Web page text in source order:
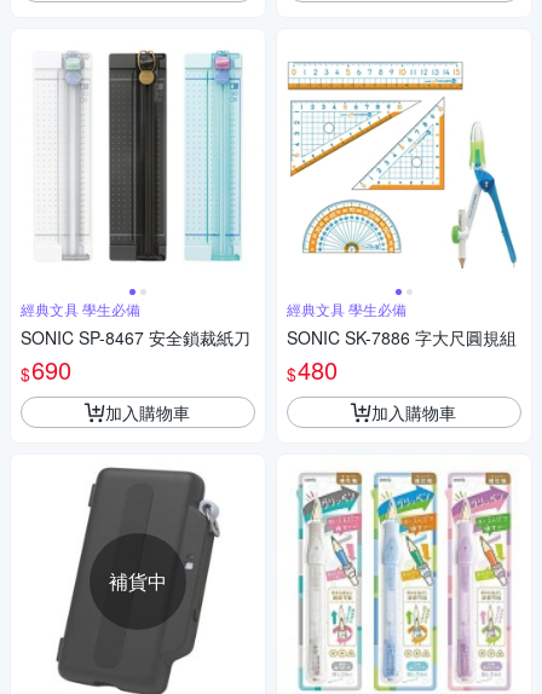
經典文具 學生必備
SONIC SP-8467 安全鎖裁紙刀
$690
加入購物車
補貨中
經典文具 學生必備
SONIC SK-7886 字大尺圓規組
$480
加入購物車